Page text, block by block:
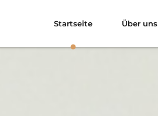
Startseite Über uns